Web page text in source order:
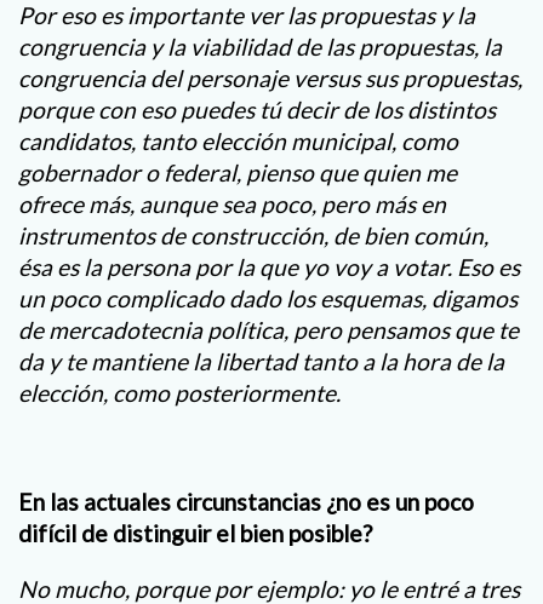
Por eso es importante ver las propuestas y la
congruencia y la viabilidad de las propuestas, la
congruencia del personaje versus sus propuestas,
porque con eso puedes tú decir de los distintos
candidatos, tanto elección municipal, como
gobernador o federal, pienso que quien me
ofrece más, aunque sea poco, pero más en
instrumentos de construcción, de bien común,
ésa es la persona por la que yo voy a votar. Eso es
un poco complicado dado los esquemas, digamos
de mercadotecnia política, pero pensamos que te
da y te mantiene la libertad tanto a la hora de la
elección, como posteriormente.
En las actuales circunstancias ¿no es un poco
difícil de distinguir el bien posible?
No mucho, porque por ejemplo: yo le entré a tres